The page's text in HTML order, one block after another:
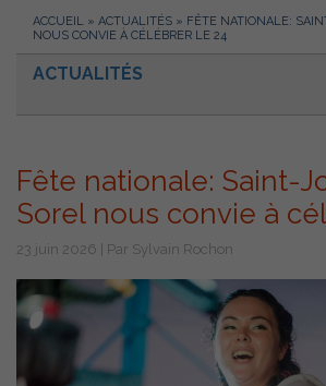
ACCUEIL » ACTUALITÉS » FÊTE NATIONALE:
NOUS CONVIE À CÉLÉBRER LE 24
ACTUALITÉS
Fête nationale: Saint-
Sorel nous convie à
23 juin 2026 | Par Sylvain Rochon